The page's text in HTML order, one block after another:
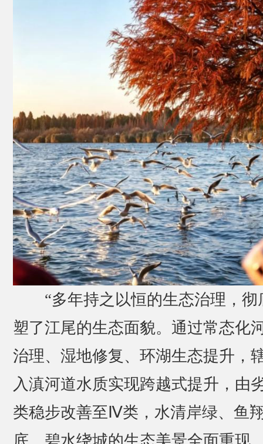
“多年持之以恒的生态治理，彻
塑了江尾的生态面貌。通过常态化
治理、湿地修复、环湖生态提升，
入滇河道水质实现跨越式提升，由
类稳步改善至Ⅳ类，水清岸绿、鱼